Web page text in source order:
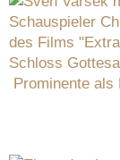
Prominente als